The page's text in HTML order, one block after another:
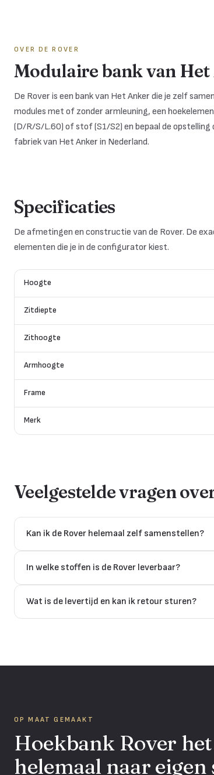
OVER DE ROVER
Modulaire bank van
De Rover is een bank van Het Anker die je zelf
modules met of zonder armleuning, een
(D/R/S/L.60) of stof (S1/S2) en bepaal de opstelling
fabriek van Het Anker in Nederland.
Specificaties
De afmetingen en constructie van de Rover. De
elementen die je in de configurator kiest.
Hoogte
Zitdiepte
Zithoogte
Armhoogte
Frame
Merk
Veelgestelde vragen
Kan ik de Rover helemaal zelf samenstellen?
In welke stoffen is de Rover leverbaar?
Wat is de levertijd en kan ik retour sturen?
OP MAAT GEMAAKT
Hoekbank Rover
helemaal naar eigen